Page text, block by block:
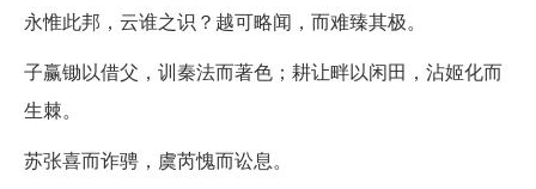
永惟此邦，云谁之识？越可略闻，而难臻其极。
子赢锄以借父，训秦法而著色；耕让畔以闲田，沾姬化而
生棘。
苏张喜而诈骋，虞芮愧而讼息。